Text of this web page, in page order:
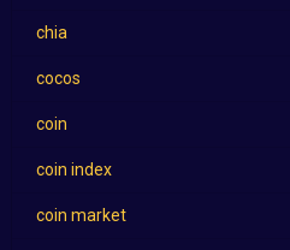
chia
cocos
coin
coin index
coin market